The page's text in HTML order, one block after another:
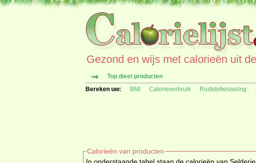
Gezond en wijs met calorieën uit
Top dieet producten
Bereken uw:
BMI Calorieverbruik Ruststofwisseling
Calorieën van producten